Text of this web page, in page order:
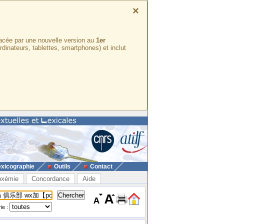
×
par une nouvelle version au 1er
tablettes, smartphones) et inclut
Outils Contact
Concordance Aide
: